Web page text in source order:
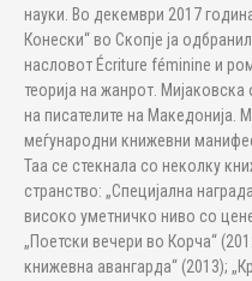
науки. Во декември 2017
Конески“ во Скопје ја
насловот Écriture féminine и
теорија на жанрот.
на писателите на Македонија.
меѓународни книжевни
Таа се стекнала со неколку
странство: „Специјална
високо уметничко ниво со
„Поетски вечери во Корча“
книжевна авангарда“ (2013);